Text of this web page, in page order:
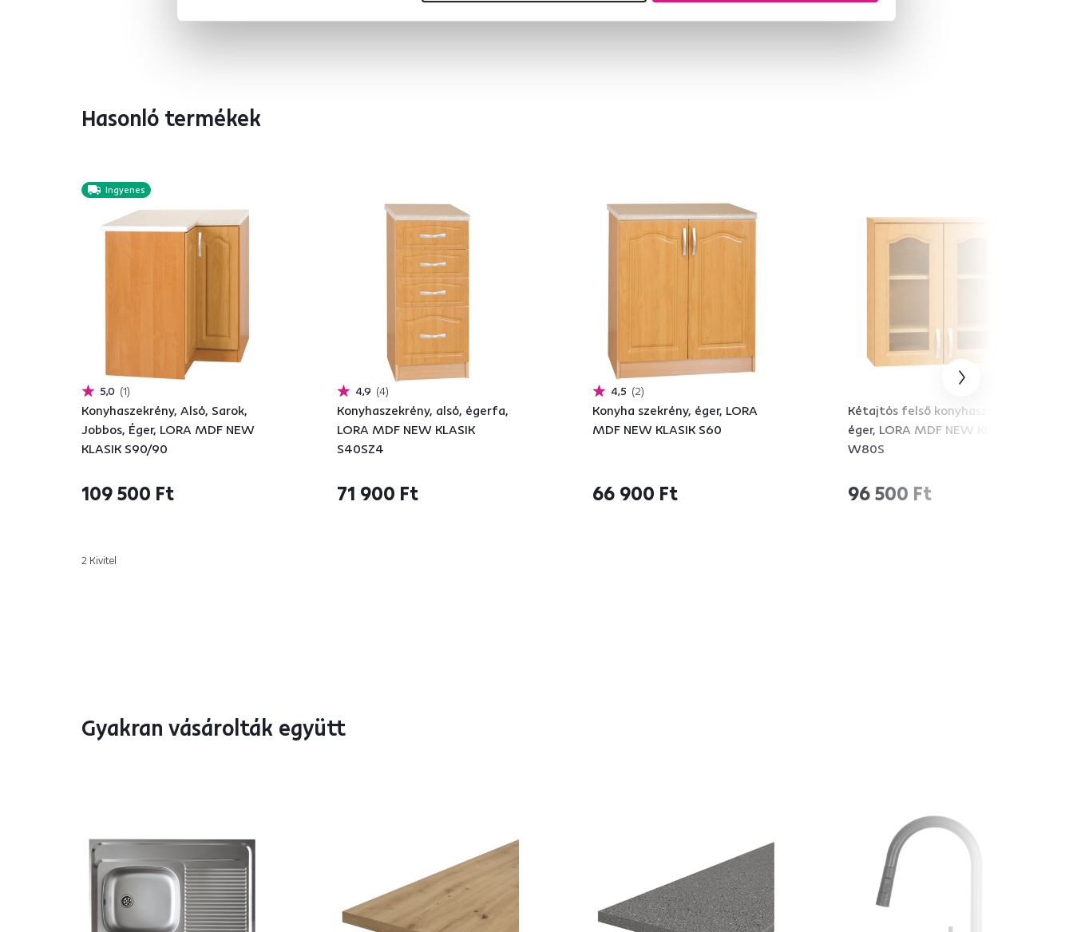
Hasonló termékek
Ingyenes
5,0 1
Konyhaszekrény, Alsó, Sarok,
Jobbos, Éger, LORA MDF NEW
KLASIK S90/90
109 500 Ft
2 Kivitel
4,9 4
Konyhaszekrény, alsó, égerfa,
LORA MDF NEW KLASIK
S40SZ4
71 900 Ft
4,5 2
Konyha szekrény, éger, LORA
MDF NEW KLASIK S60
66 900 Ft
Kétajtós felső konyhaszekrény
éger, LORA MDF NEW KLASIK
W80S
96 500 Ft
Gyakran vásárolták együtt